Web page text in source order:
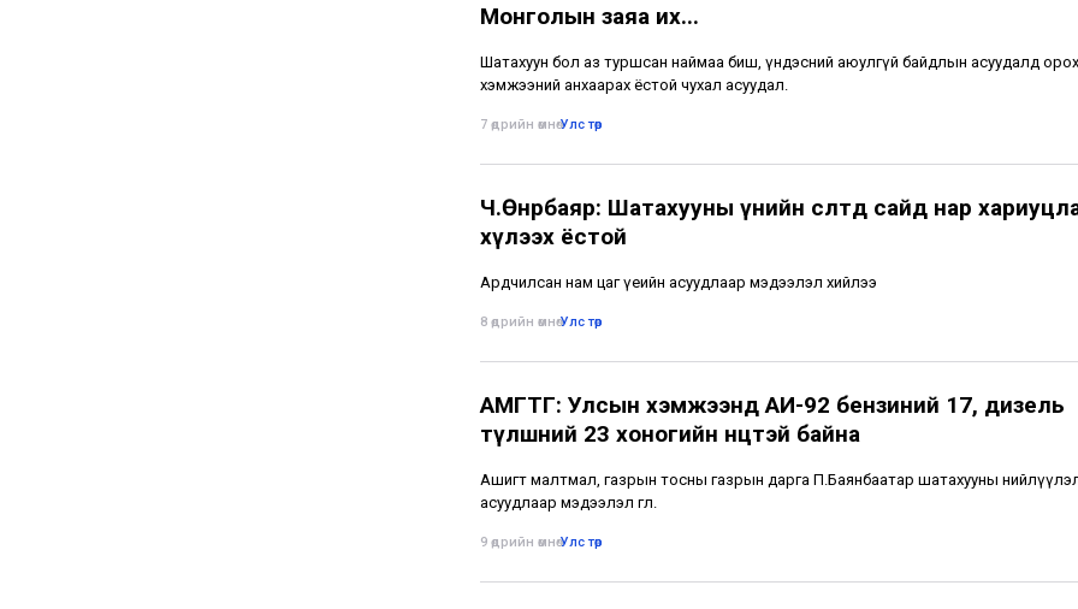
Монголын заяа их...
Шатахуун бол аз туршсан наймаа биш, үндэсний аюулгүй байдлын асуудалд орох
хэмжээний анхаарах ёстой чухал асуудал.
7 өдрийн өмнө•Улс төр
Ч.Өнөрбаяр: Шатахууны үнийн өсөлтөд сайд нар
хүлээх ёстой
Ардчилсан нам цаг үеийн асуудлаар мэдээлэл хийлээ
8 өдрийн өмнө•Улс төр
АМГТГ: Улсын хэмжээнд АИ-92 бензиний 17, дизель
түлшний 23 хоногийн нөөцтэй байна
Ашигт малтмал, газрын тосны газрын дарга П.Баянбаатар шатахууны
асуудлаар мэдээлэл өглөө.
9 өдрийн өмнө•Улс төр